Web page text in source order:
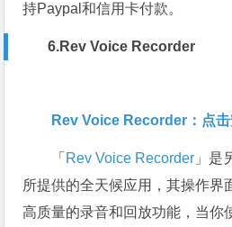
持Paypal和信用卡付款。
6.Rev Voice Recorder
Rev Voice Recorder：点
「 Rev Voice Recorder 」是
所提供的全天候应用，其操作界
高质量的录音和回放功能，当你